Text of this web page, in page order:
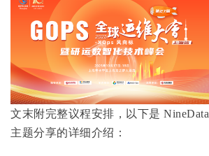
文末附完整议程安排，以下是 NineData
主题分享的详细介绍：